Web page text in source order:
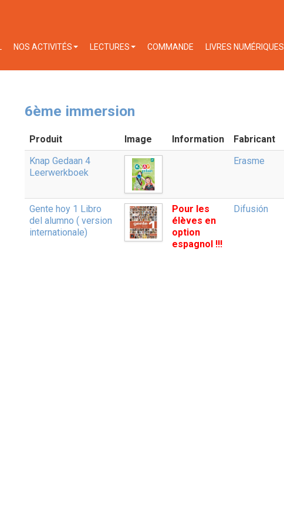
NOS ACTIVITÉS LECTURES COMMANDE LIVRES NUMÉRIQUES
6ème immersion
Produit Image Information Fabricant
Knap Gedaan 4
Leerwerkboek
Erasme
Gente hoy 1 Libro
del alumno ( version
internationale)
Pour les
élèves en
option
espagnol !!!
Difusión